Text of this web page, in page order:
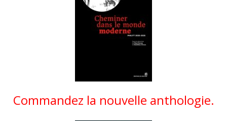
Commandez la nouvelle anthologie.